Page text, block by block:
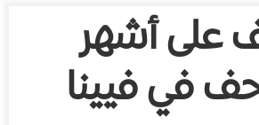
على أشهر
في فيينا